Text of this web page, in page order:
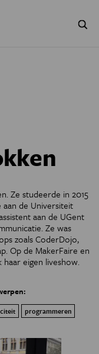
BLOGS
Ze studeerde in 2015
aan de Universiteit
aan de UGent
Ze was
zoals CoderDojo,
Op de MakerFaire en
eigen liveshow.
programmeren